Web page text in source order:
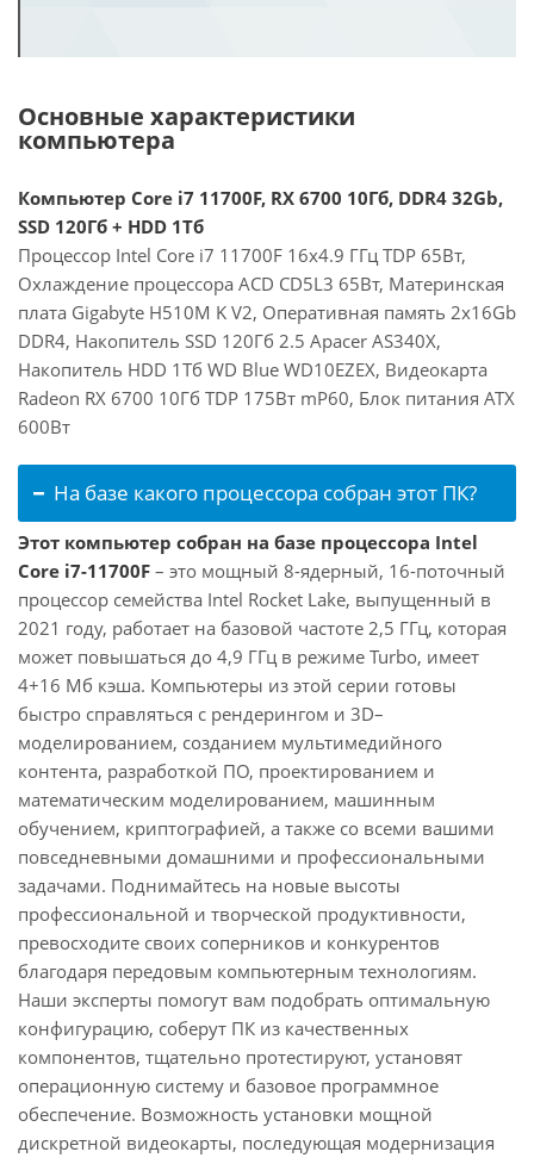
Основные характеристики
компьютера
Компьютер Core i7 11700F, RX 6700 10Гб, DDR4 32Gb,
SSD 120Гб + HDD 1Тб
Процессор Intel Core i7 11700F 16x4.9 ГГц TDP 65Вт,
Охлаждение процессора ACD CD5L3 65Вт, Материнская
плата Gigabyte H510M K V2, Оперативная память 2x16Gb
DDR4, Накопитель SSD 120Гб 2.5 Apacer AS340X,
Накопитель HDD 1Тб WD Blue WD10EZEX, Видеокарта
Radeon RX 6700 10Гб TDP 175Вт mP60, Блок питания ATX
600Вт
На базе какого процессора собран этот ПК?
Этот компьютер собран на базе процессора Intel
Core i7-11700F – это мощный 8-ядерный, 16-поточный
процессор семейства Intel Rocket Lake, выпущенный в
2021 году, работает на базовой частоте 2,5 ГГц, которая
может повышаться до 4,9 ГГц в режиме Turbo, имеет
4+16 Мб кэша. Компьютеры из этой серии готовы
быстро справляться с рендерингом и 3D–
моделированием, созданием мультимедийного
контента, разработкой ПО, проектированием и
математическим моделированием, машинным
обучением, криптографией, а также со всеми вашими
повседневными домашними и профессиональными
задачами. Поднимайтесь на новые высоты
профессиональной и творческой продуктивности,
превосходите своих соперников и конкурентов
благодаря передовым компьютерным технологиям.
Наши эксперты помогут вам подобрать оптимальную
конфигурацию, соберут ПК из качественных
компонентов, тщательно протестируют, установят
операционную систему и базовое программное
обеспечение. Возможность установки мощной
дискретной видеокарты, последующая модернизация